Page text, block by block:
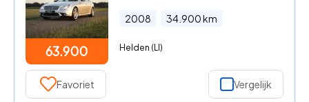
63.900
2008 34.900km
Helden (LI)
Favoriet Vergelijk